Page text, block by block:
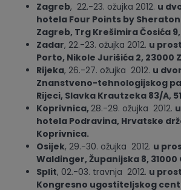
Zagreb, 22.-23. ožujka 2012. u
hotela Four Points by
Zagreb, Trg Krešimira Čosića
Zadar, 22.-23. ožujka 2012. u
Porto, Nikole Jurišića 2, 23000
Rijeka, 26.-27. ožujka 2012. u
Znanstveno-tehnologijskog
Rijeci, Slavka Krautzeka 83/A,
Koprivnica, 28.-29. ožujka 2012.
hotela Podravina, Hrvatske
Koprivnica.
Osijek, 29.-30. ožujka 2012. u
Waldinger, Županijska 8, 31000
Split, 02.-03. travnja 2012. u
Kongresno ugostiteljskog